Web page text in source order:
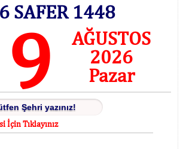
SAFER 1448
9
AĞUSTOS
2026
Pazar
İçin Tıklayınız